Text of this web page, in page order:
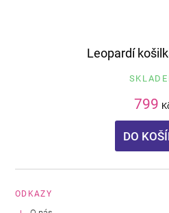
Leopardí
799
DO
ODKAZY